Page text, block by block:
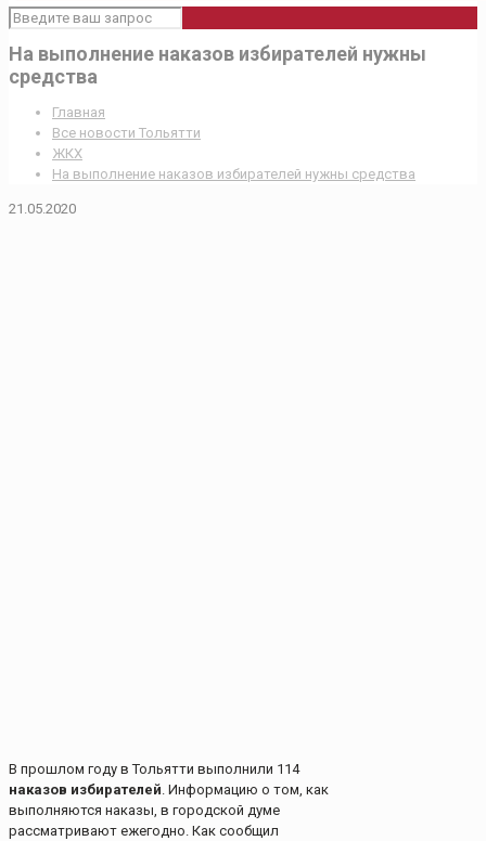
На выполнение наказов избирателей нужны
средства
Главная
Все новости Тольятти
ЖКХ
На выполнение наказов избирателей нужны средства
21.05.2020
В прошлом году в Тольятти выполнили 114
наказов избирателей. Информацию о том, как
выполняются наказы, в городской думе
рассматривают ежегодно. Как сообщил